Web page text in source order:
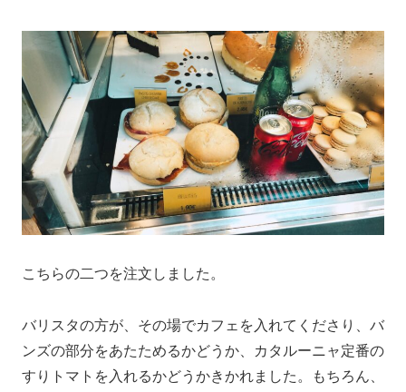
こちらの二つを注文しました。
バリスタの方が、その場でカフェを入れてくださり、バ
ンズの部分をあたためるかどうか、カタルーニャ定番の
すりトマトを入れるかどうかきかれました。もちろん、